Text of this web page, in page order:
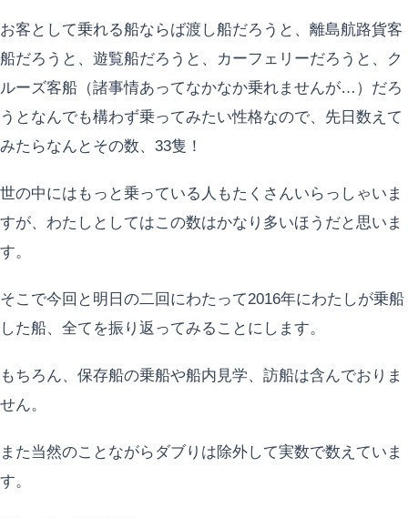
お客として乗れる船ならば渡し船だろうと、離島航路貨客
船だろうと、遊覧船だろうと、カーフェリーだろうと、ク
ルーズ客船（諸事情あってなかなか乗れませんが…）だろ
うとなんでも構わず乗ってみたい性格なので、先日数えて
みたらなんとその数、33隻！
世の中にはもっと乗っている人もたくさんいらっしゃいま
すが、わたしとしてはこの数はかなり多いほうだと思いま
す。
そこで今回と明日の二回にわたって2016年にわたしが乗船
した船、全てを振り返ってみることにします。
もちろん、保存船の乗船や船内見学、訪船は含んでおりま
せん。
また当然のことながらダブりは除外して実数で数えていま
す。